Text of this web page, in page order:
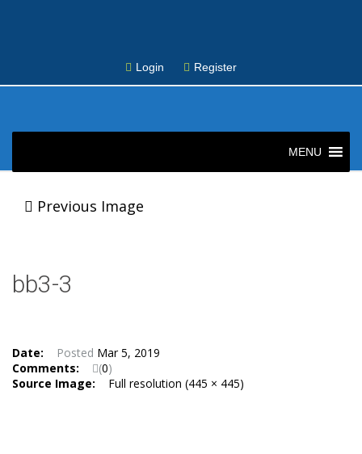
Login Register
Skip
MENU
PostPrevious Image
bb3-3
Date: Posted Mar 5, 2019
Comments:
(0)
Source Image:
Full resolution (445 × 445)